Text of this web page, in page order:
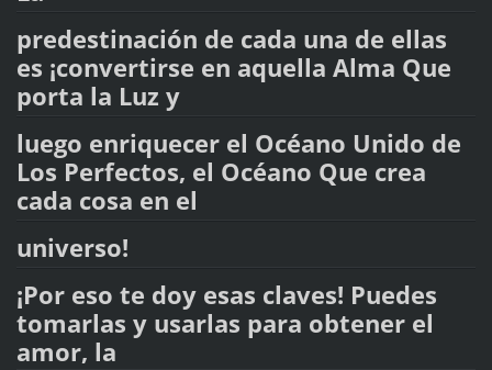
predestinación de cada una de ellas
es ¡convertirse en aquella Alma Que
porta la Luz y
luego enriquecer el Océano Unido de
Los Perfectos, el Océano Que crea
cada cosa en el
universo!
¡Por eso te doy esas claves! Puedes
tomarlas y usarlas para obtener el
amor, la